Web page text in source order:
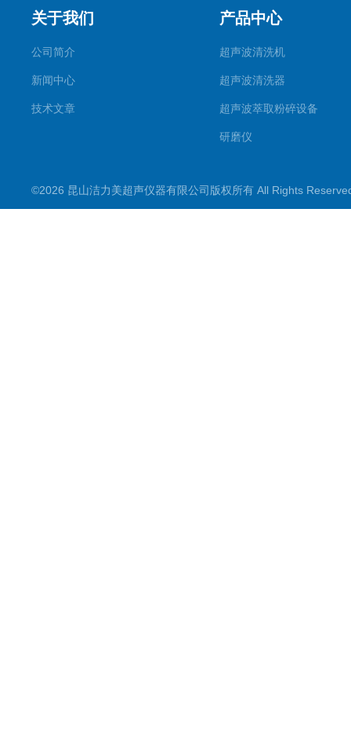
关于我们
公司简介
新闻中心
技术文章
产品中心
超声波清洗机
超声波清洗器
超声波萃取粉碎设备
研磨仪
超声波水浴
©2026 昆山洁力美超声仪器有限公司版权所有 All Rights